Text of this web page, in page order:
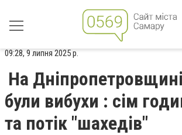
09:28, 9 липня 2025 р.
На
були вибухи : сім
та потік "шахедів"